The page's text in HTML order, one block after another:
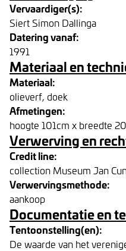
Vervaardiger(s):
Siert Simon Dallinga
Datering vanaf:
1991
Materiaal en
Materiaal:
olieverf, doek
Afmetingen:
hoogte 101cm x breedte
Verwerving en
Credit line:
collection Museum Jan
Verwervingsmethode:
aankoop
Documentatie en
Tentoonstelling(en):
De waarde van het